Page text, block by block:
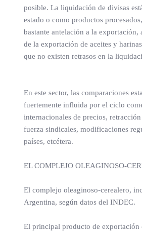
posible. La liquidación de divisas
estado o como productos
bastante antelación a la
de la exportación de aceites y
que no existen retrasos en la
En este sector, las comparaciones
fuertemente influida por el ciclo
internacionales de precios,
fuerza sindicales, modificaciones
países, etcétera.
EL COMPLEJO OLEAGINOSO-
El complejo oleaginoso-cerealero,
Argentina, según datos del INDEC.
El principal producto de exportación